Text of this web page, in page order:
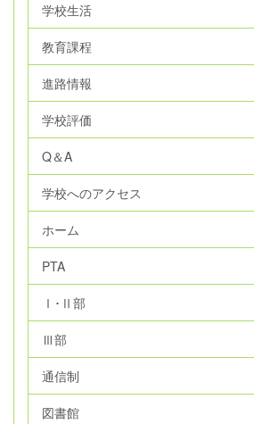
学校生活
教育課程
進路情報
学校評価
Q＆A
学校へのアクセス
ホーム
PTA
Ⅰ･Ⅱ部
Ⅲ部
通信制
図書館